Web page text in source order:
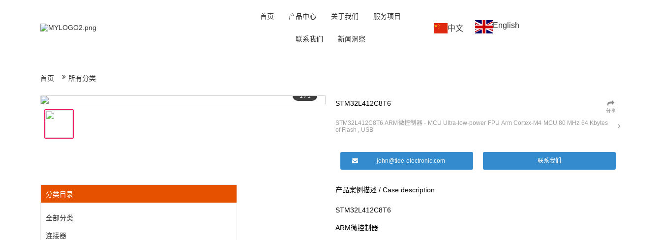
首页 产品中心 关于我们 服务项目
联系我们 新闻洞察
中文 English
首页 所有分类
1/1
STM32L412C8T6
分享
STM32L412C8T6 ARM微控制器 - MCU Ultra-low-power FPU Arm Cortex-M4 MCU 80 MHz 64 Kbytes
of Flash , USB
john@tide-electronic.com 联系我们
分类目录
全部分类
连接器
产品案例描述 / Case description
STM32L412C8T6
ARM微控制器